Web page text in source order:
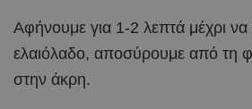
Αφήνουμε για 1-2 λεπτά μέχρι να
ελαιόλαδο, αποσύρουμε από τη
στην άκρη.